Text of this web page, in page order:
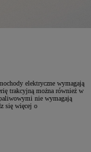
elektryczne wymagają
trakcyjną można również w
nie wymagają
się więcej o